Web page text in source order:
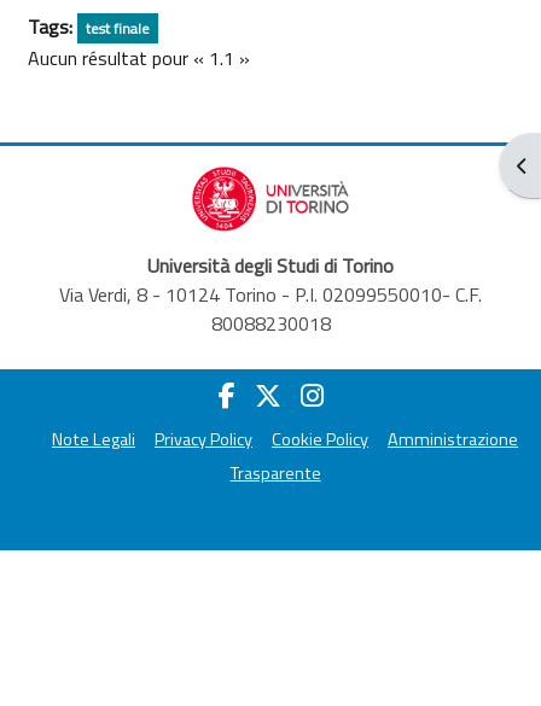
Tags: test finale
Aucun résultat pour « 1.1 »
Università degli Studi di Torino
Via Verdi, 8 - 10124 Torino - P.I. 02099550010- C.F.
80088230018
Note Legali Privacy Policy Cookie Policy
Amministrazione
Trasparente